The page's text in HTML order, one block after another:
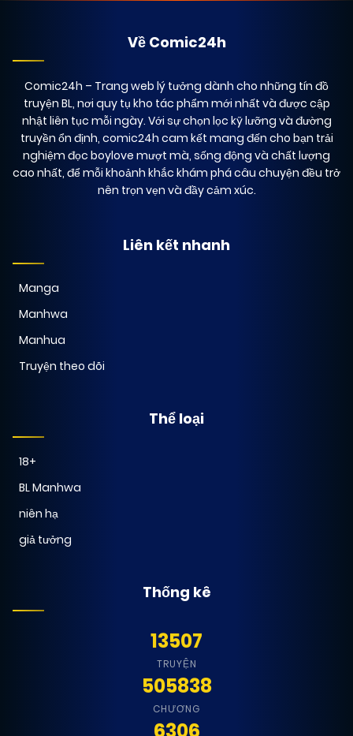
Về Comic24h
Comic24h – Trang web lý tưởng dành cho những tín đồ
truyện BL, nơi quy tụ kho tác phẩm mới nhất và được cập
nhật liên tục mỗi ngày. Với sự chọn lọc kỹ lưỡng và đường
truyền ổn định, comic24h cam kết mang đến cho bạn trải
nghiệm đọc boylove mượt mà, sống động và chất lượng
cao nhất, để mỗi khoảnh khắc khám phá câu chuyện đều trở
nên trọn vẹn và đầy cảm xúc.
Liên kết nhanh
Manga
Manhwa
Manhua
Truyện theo dõi
Thể loại
18+
BL Manhwa
niên hạ
giả tưởng
Thống kê
13507
TRUYỆN
505838
CHƯƠNG